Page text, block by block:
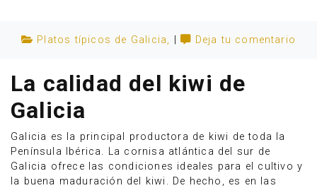
Platos típicos de Galicia, | Deja tu comentario
La calidad del kiwi de
Galicia
Galicia es la principal productora de kiwi de toda la
Península Ibérica. La cornisa atlántica del sur de
Galicia ofrece las condiciones ideales para el cultivo y
la buena maduración del kiwi. De hecho, es en las